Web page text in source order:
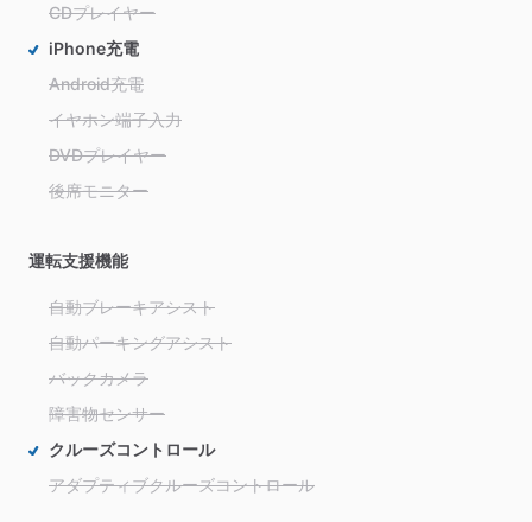
CDプレイヤー
iPhone充電
Android充電
イヤホン端子入力
DVDプレイヤー
後席モニター
運転支援機能
自動ブレーキアシスト
自動パーキングアシスト
バックカメラ
障害物センサー
クルーズコントロール
アダプティブクルーズコントロール